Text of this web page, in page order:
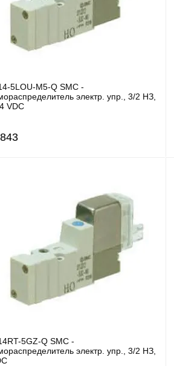
5LOU-M5-Q SMC -
электр. упр., 3/2 НЗ,
VDC
5GZ-Q SMC -
электр. упр., 3/2 НЗ,